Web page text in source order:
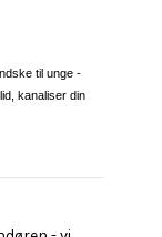
til unge -
kanaliser din